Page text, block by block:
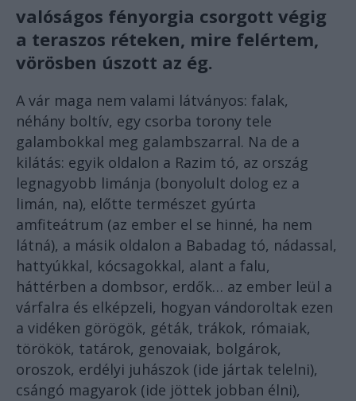
valóságos fényorgia csorgott végig
a teraszos réteken, mire felértem,
vörösben úszott az ég.
A vár maga nem valami látványos: falak,
néhány boltív, egy csorba torony tele
galambokkal meg galambszarral. Na de a
kilátás: egyik oldalon a Razim tó, az ország
legnagyobb limánja (bonyolult dolog ez a
limán, na), előtte természet gyúrta
amfiteátrum (az ember el se hinné, ha nem
látná), a másik oldalon a Babadag tó, nádassal,
hattyúkkal, kócsagokkal, alant a falu,
háttérben a dombsor, erdők… az ember leül a
várfalra és elképzeli, hogyan vándoroltak ezen
a vidéken görögök, géták, trákok, rómaiak,
törökök, tatárok, genovaiak, bolgárok,
oroszok, erdélyi juhászok (ide jártak telelni),
csángó magyarok (ide jöttek jobban élni),